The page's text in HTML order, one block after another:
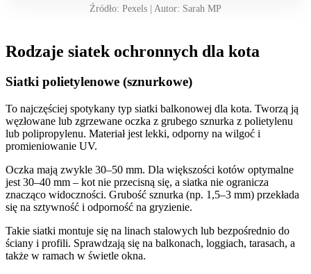
Źródło: Pexels | Autor: Sarah MP
Rodzaje siatek ochronnych dla kota
Siatki polietylenowe (sznurkowe)
To najczęściej spotykany typ siatki balkonowej dla kota. Tworzą ją
węzłowane lub zgrzewane oczka z grubego sznurka z polietylenu
lub polipropylenu. Materiał jest lekki, odporny na wilgoć i
promieniowanie UV.
Oczka mają zwykle 30–50 mm. Dla większości kotów optymalne
jest 30–40 mm – kot nie przecisną się, a siatka nie ogranicza
znacząco widoczności. Grubość sznurka (np. 1,5–3 mm) przekłada
się na sztywność i odporność na gryzienie.
Takie siatki montuje się na linach stalowych lub bezpośrednio do
ściany i profili. Sprawdzają się na balkonach, loggiach, tarasach, a
także w ramach w świetle okna.